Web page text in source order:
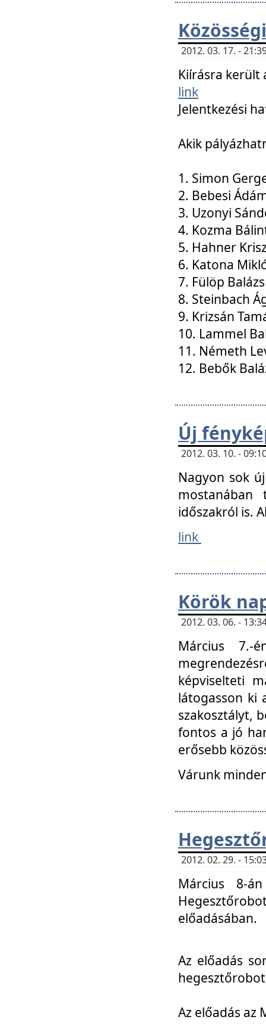
2012. 03. 17. -
Kiírásra került
link
Jelentkezési
Akik
1. Simon
2. Bebesi
3. Uzonyi
4. Kozma
5. Hahner
6. Katona
7. Fülöp Balázs
8. Steinbach
9. Krizsán
10. Lammel
11. Németh
12. Bebők
Új
2012. 03. 10. -
Nagyon sok
mostanában
időszakról is.
link
Körök
2012. 03. 06. -
Március 7.-
képviselteti
látogasson ki
szakosztályt,
fontos a jó
erősebb
Várunk
2012. 02. 29. -
Március 8-
előadásában.
Az előadás
Az előadás az